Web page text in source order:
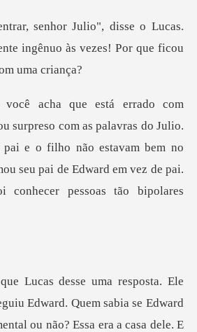
ucas.
ingênuo às vezes! P
ras do Julio.
pai e o filho não estavam bem no
seu
u Edward. Quem sabia se Edward
ou não? Essa era a c